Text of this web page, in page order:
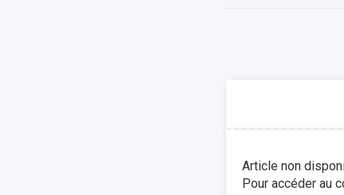
Article non
Pour accéder au